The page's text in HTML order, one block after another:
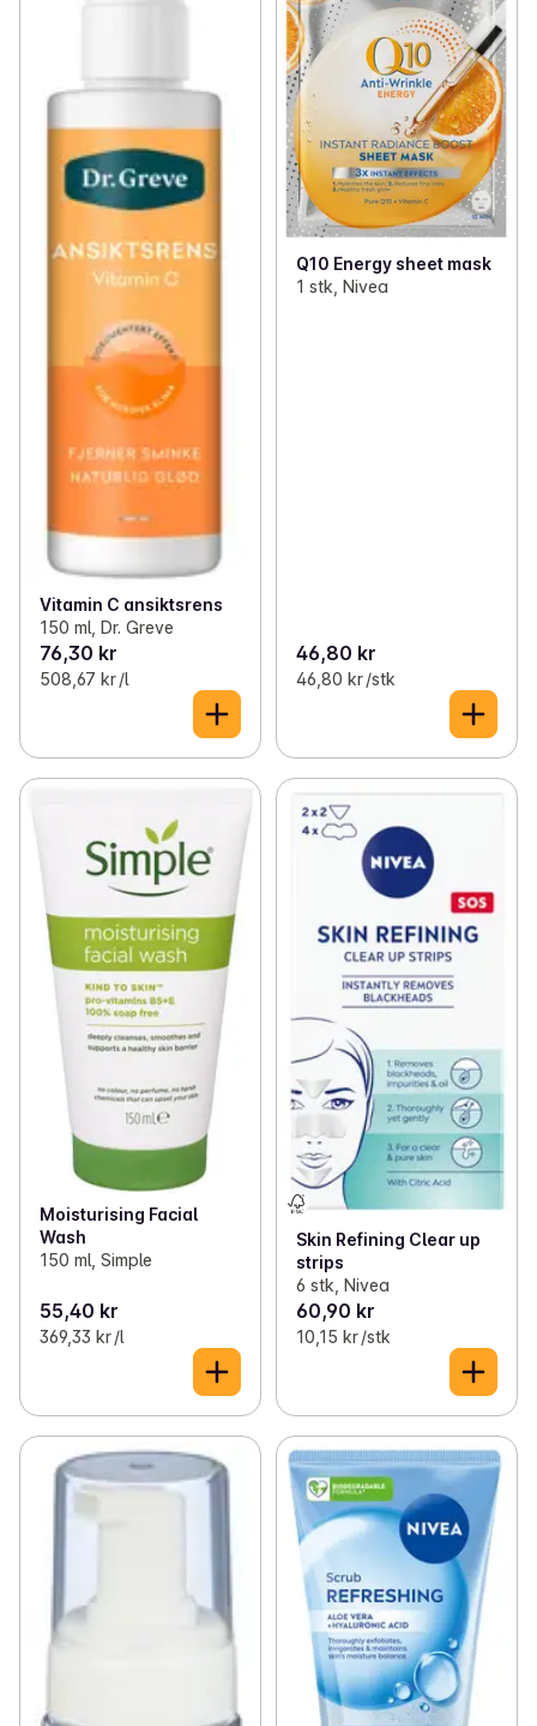
Vitamin C ansiktsrens
150 ml, Dr. Greve
76,30 kr
508,67 kr /l
Q10 Energy sheet mask
1 stk, Nivea
46,80 kr
46,80 kr /stk
Moisturising Facial
Wash
150 ml, Simple
55,40 kr
369,33 kr /l
Skin Refining Clear up
strips
6 stk, Nivea
60,90 kr
10,15 kr /stk